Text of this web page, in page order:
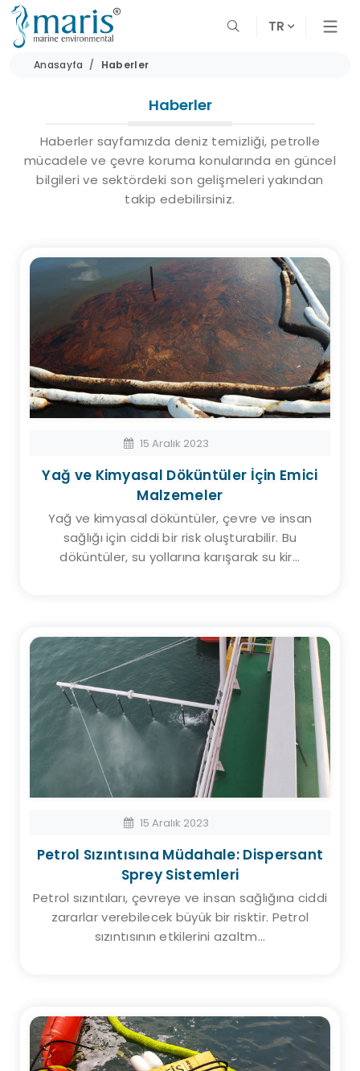
TR
Anasayfa Haberler
Haberler
Haberler sayfamızda deniz temizliği, petrolle
mücadele ve çevre koruma konularında en güncel
bilgileri ve sektördeki son gelişmeleri yakından
takip edebilirsiniz.
15 Aralık 2023
Yağ ve Kimyasal Döküntüler İçin Emici
Malzemeler
Yağ ve kimyasal döküntüler, çevre ve insan
sağlığı için ciddi bir risk oluşturabilir. Bu
döküntüler, su yollarına karışarak su kir...
15 Aralık 2023
Petrol Sızıntısına Müdahale: Dispersant
Sprey Sistemleri
Petrol sızıntıları, çevreye ve insan sağlığına ciddi
zararlar verebilecek büyük bir risktir. Petrol
sızıntısının etkilerini azaltm...